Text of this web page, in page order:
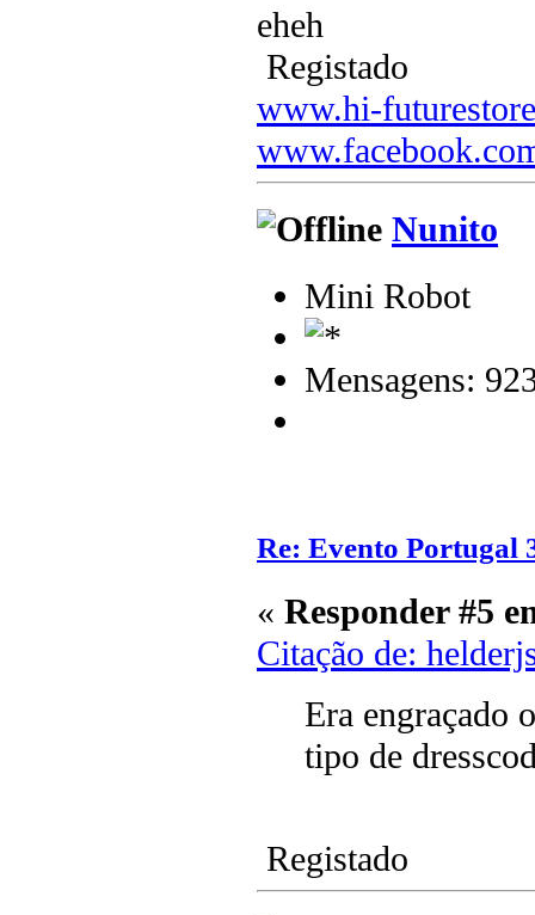
eheh
Registado
www.hi-
Nunito
Mini Robot
Mensagens:
Re: Evento Portugal
« Responder #5
Citação de:
Era engraçado
tipo de
Registado